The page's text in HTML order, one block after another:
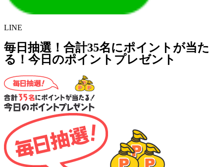
LINE
毎日抽選！合計35名にポイントが当た
る！今日のポイントプレゼント